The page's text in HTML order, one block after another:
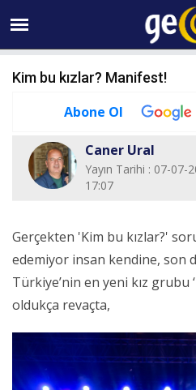
06 AĞUSTOS
Kim bu kızlar? Manifest!
Abone Ol
Caner Ural
Yayın Tarihi : 07-07-
17:07
Gerçekten 'Kim bu kızlar?'
edemiyor insan kendine, son
Türkiye’nin en yeni kız grubu
oldukça revaçta,